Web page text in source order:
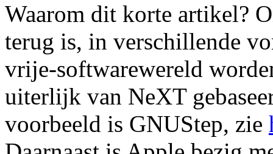
Waarom dit korte artikel?
terug is, in verschillende
vrije-softwarewereld
uiterlijk van NeXT
voorbeeld is GNUStep, zie